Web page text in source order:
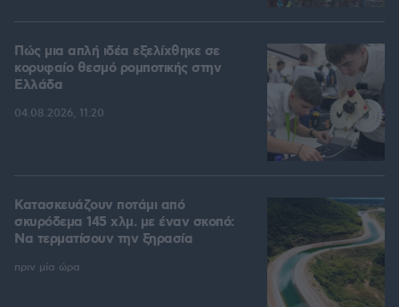
Πώς μια απλή ιδέα εξελίχθηκε σε
κορυφαίο θεσμό ρομποτικής στην
Ελλάδα
04.08.2026, 11:20
Κατασκευάζουν ποτάμι από
σκυρόδεμα 145 χλμ. με έναν σκοπό:
Να τερματίσουν την ξηρασία
πριν μία ώρα